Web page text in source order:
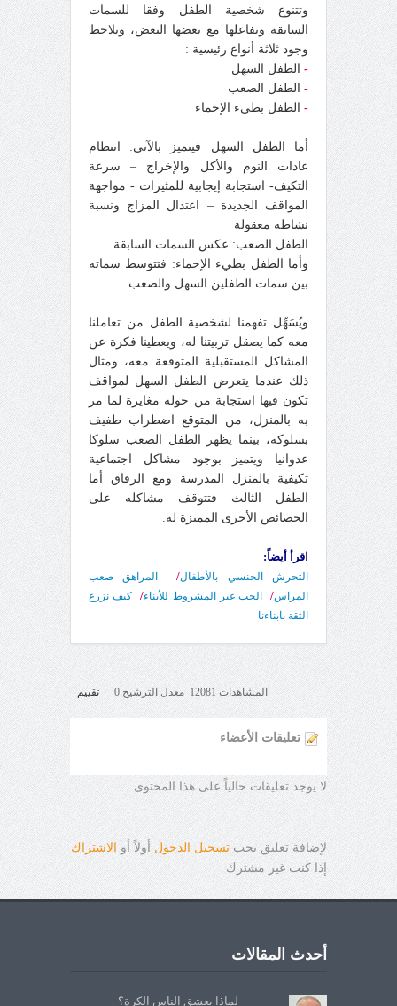
وتتنوع شخصية الطفل وفقا للسمات
السابقة وتفاعلها مع بعضها البعض، ويلاحظ
وجود ثلاثة أنواع رئيسية :
- الطفل السهل
- الطفل الصعب
- الطفل بطيء الإحماء
أما الطفل السهل فيتميز بالآتي: انتظام
عادات النوم والأكل والإخراج –
سرعة
التكيف- استجابة إيجابية للمثيرات - مواجهة
المواقف الجديدة – اعتدال المزاج ونسبة
نشاطه معقولة
الطفل الصعب: عكس السمات السابقة
وأما الطفل بطيء الإحماء: فتتوسط سماته
بين سمات الطفلين السهل والصعب
ويُسَهِّل تفهمنا لشخصية الطفل من تعاملنا
معه كما يصقل تربيتنا له، ويعطينا فكرة عن
المشاكل المستقبلية المتوقعة معه، ومثال
ذلك عندما يتعرض الطفل السهل لمواقف
تكون فيها استجابة من حوله مغايرة لما مر
به بالمنزل، من المتوقع اضطراب طفيف
بسلوكه، بينما يظهر الطفل الصعب سلوكا
عدوانيا ويتميز بوجود مشاكل اجتماعية
تكيفية بالمنزل المدرسة ومع الرفاق أما
الطفل الثالث فتتوقف مشاكله على
الخصائص الأخرى المميزة له.
اقرأ أيضاً:
التحرش الجنسي بالأطفال/
المراهق صعب
المراس/ الحب غير المشروط للأبناء/
كيف نزرع
الثقة بابناءنا
المشاهدات 12081 معدل الترشيح 0 تقييم
تعليقات الأعضاء
لا يوجد تعليقات حالياً على هذا المحتوى
لإضافة تعليق يجب تسجيل الدخولأولاً أو
الاشتراك
إذا كنت غير مشترك
أحدث المقالات
لماذا يعشق الناس الكرة؟